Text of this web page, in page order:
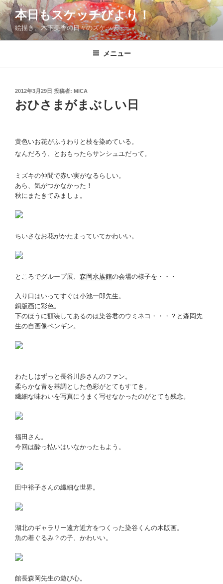
コ
ン
テ
ン
本日もスケッチびより！
絵描き、木下美香の日々のスケッチ
メニュー
投
稿
日:
2012年3月29日 投稿者: MICA
おひさまがまぶしい日
黄色いお花がふうわりと枝を染めている。
なんだろう、とおもったらサンシュユだって。
ミズキの仲間で赤い実がなるらしい。
あら、気がつかなかった！
秋にまたきてみましょ。
ちいさなお花がかたまっていてかわいい。
ところでグループ展、 森岡水族館の会場の様子を・・・
入り口はいってすぐは小池一郎先生。
銅版画に彩色。
下のほうに額装してあるのは染谷君のウミネコ・・・？と森岡先
生の自画像ペンギン。
わたしはずっと長谷川歩さんのファン。
柔らかな青を基調とした色彩がとてもすてき。
繊細な味わいを写真にうまく写せなかったのがとても残念。
福田さん。
今回は酔っ払いはいなかったもよう。
田中裕子さんの繊細な世界。
湖北のギャラリー遠方近方をつくった染谷くんの木版画。
魚の着ぐるみ？の子、かわいい。
館長森岡先生の遊び心。